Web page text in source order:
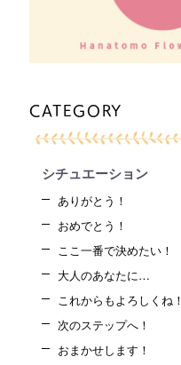
CATEGORY
シチュエーション
ありがとう！
おめでとう！
ここ一番で決めたい！
大人のあなたに…
これからもよろしくね！
次のステップへ！
おまかせします！